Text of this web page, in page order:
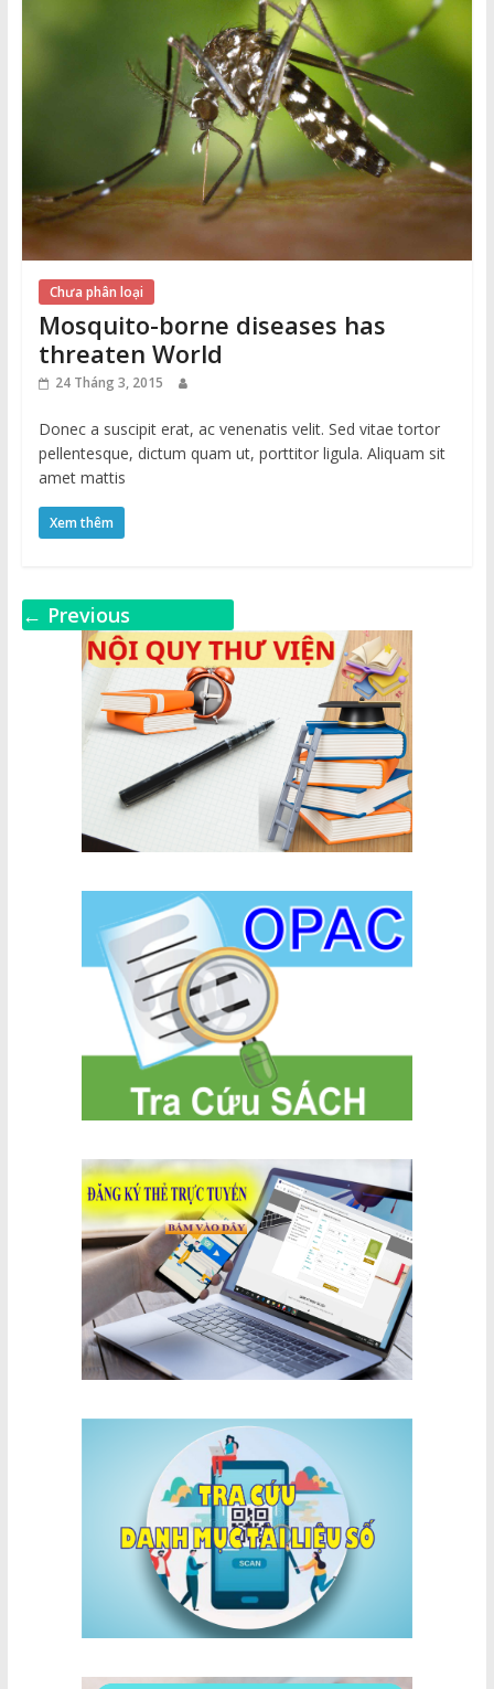
Chưa phân loại
Mosquito-borne diseases has
threaten World
24 Tháng 3, 2015
Donec a suscipit erat, ac venenatis velit. Sed vitae tortor
pellentesque, dictum quam ut, porttitor ligula. Aliquam sit
amet mattis
Xem thêm
← Previous